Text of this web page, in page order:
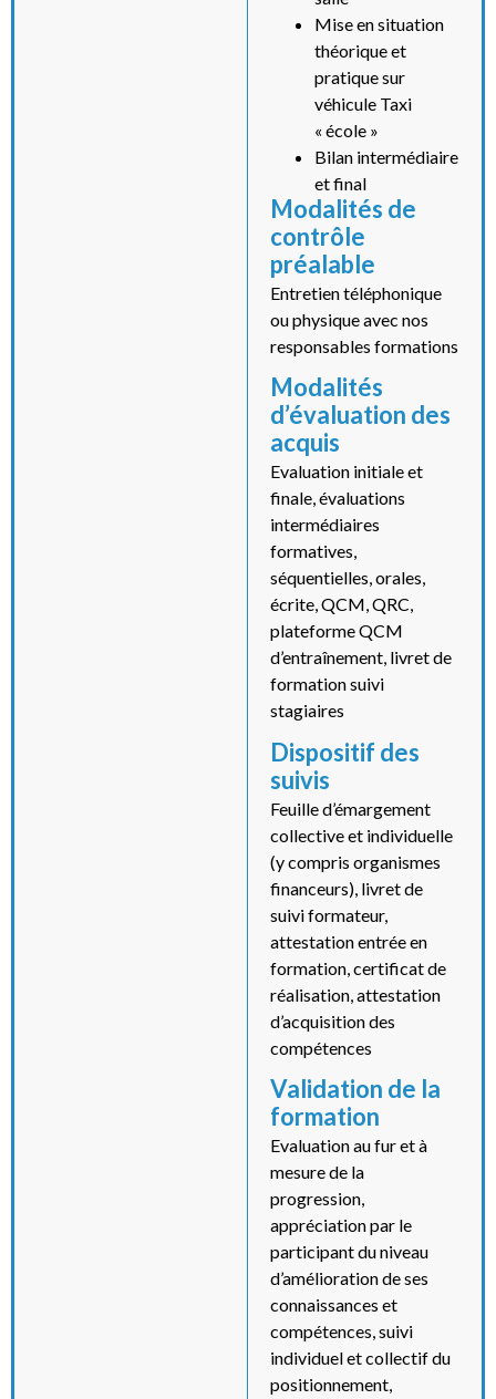
Mise en situation
théorique et
pratique sur
véhicule Taxi
« école »
Bilan intermédiaire
et final
Modalités de
contrôle
préalable
Entretien téléphonique
ou physique avec nos
responsables formations
Modalités
d’évaluation des
acquis
Evaluation initiale et
finale, évaluations
intermédiaires
formatives,
séquentielles, orales,
écrite, QCM, QRC,
plateforme QCM
d’entraînement, livret de
formation suivi
stagiaires
Dispositif des
suivis
Feuille d’émargement
collective et individuelle
(y compris organismes
financeurs), livret de
suivi formateur,
attestation entrée en
formation, certificat de
réalisation, attestation
d’acquisition des
compétences
Validation de la
formation
Evaluation au fur et à
mesure de la
progression,
appréciation par le
participant du niveau
d’amélioration de ses
connaissances et
compétences, suivi
individuel et collectif du
positionnement,